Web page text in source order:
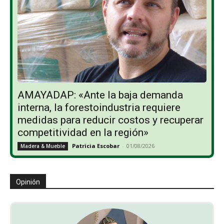
AMAYADAP: «Ante la baja demanda
interna, la forestoindustria requiere
medidas para reducir costos y recuperar
competitividad en la región»
Madera & Mueble Patricia Escobar - 01/08/2026
Opinión